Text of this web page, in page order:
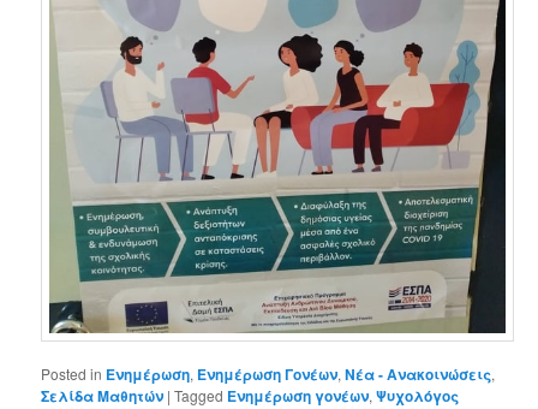
Posted in Ενημέρωση, Ενημέρωση Γονέων,Νέα - Ανακοινώσεις,
Σελίδα Μαθητών |Tagged Ενημέρωση γονέων,Ψυχολόγος